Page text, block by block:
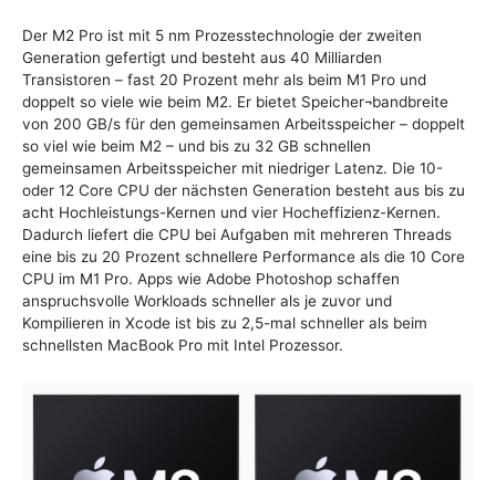
Der M2 Pro ist mit 5 nm Prozesstechnologie der zweiten
Generation gefertigt und besteht aus 40 Milliarden
Transistoren – fast 20 Prozent mehr als beim M1 Pro und
doppelt so viele wie beim M2. Er bietet Speicher¬bandbreite
von 200 GB/s für den gemeinsamen Arbeitsspeicher – doppelt
so viel wie beim M2 – und bis zu 32 GB schnellen
gemeinsamen Arbeitsspeicher mit niedriger Latenz. Die 10-
oder 12 Core CPU der nächsten Generation besteht aus bis zu
acht Hochleistungs-Kernen und vier Hocheffizienz-Kernen.
Dadurch liefert die CPU bei Aufgaben mit mehreren Threads
eine bis zu 20 Prozent schnellere Performance als die 10 Core
CPU im M1 Pro. Apps wie Adobe Photoshop schaffen
anspruchsvolle Workloads schneller als je zuvor und
Kompilieren in Xcode ist bis zu 2,5-mal schneller als beim
schnellsten MacBook Pro mit Intel Prozessor.